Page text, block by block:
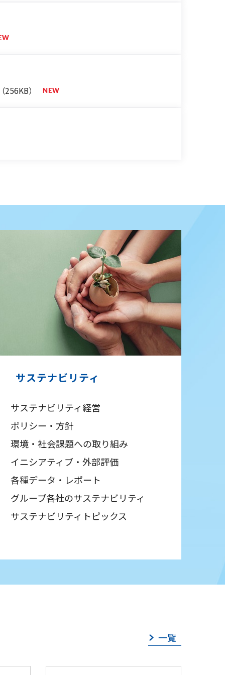
256KB）
サステナビリティ
サステナビリティ経営
ポリシー・方針
環境・社会課題への取り組み
イニシアティブ・外部評価
各種データ・レポート
グループ各社のサステナビリティ
サステナビリティトピックス
一覧